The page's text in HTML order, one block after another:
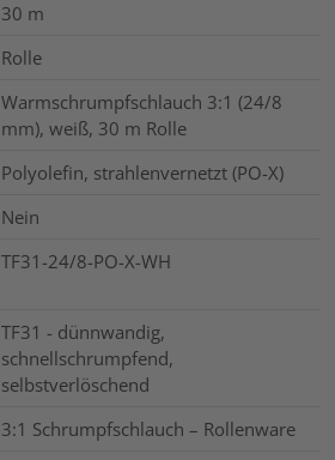
30 m
Rolle
Warmschrumpfschlauch 3:1 (24/8
mm), weiß, 30 m Rolle
Polyolefin, strahlenvernetzt (PO-X)
Nein
TF31-24/8-PO-X-WH
TF31 - dünnwandig,
schnellschrumpfend,
selbstverlöschend
3:1 Schrumpfschlauch – Rollenware